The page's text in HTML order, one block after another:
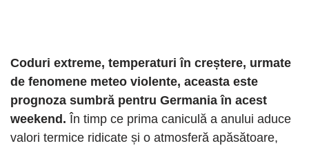
Coduri extreme, temperaturi în creștere, urmate
de fenomene meteo violente, aceasta este
prognoza sumbră pentru Germania în acest
weekend. În timp ce prima caniculă a anului aduce
valori termice ridicate și o atmosferă apăsătoare,